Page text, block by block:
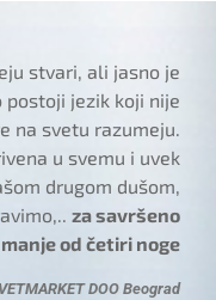
stvari, ali jasno je
postoji jezik koji nije
na svetu razumeju.
u svemu i uvek
drugom dušom,
za savršeno
od četiri noge
VETMARKET DOO Beograd